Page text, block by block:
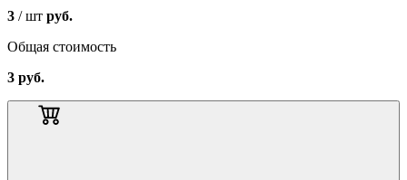
3 / шт руб.
Общая стоимость
3 руб.